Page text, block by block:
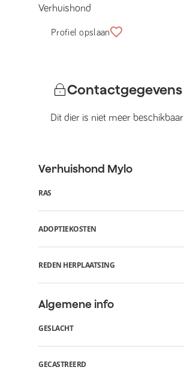
Verhuishond
Profiel opslaan
Contactgegevens
Dit dier is niet meer beschikbaar
Verhuishond Mylo
RAS
ADOPTIEKOSTEN
REDEN HERPLAATSING
Algemene info
GESLACHT
GECASTREERD